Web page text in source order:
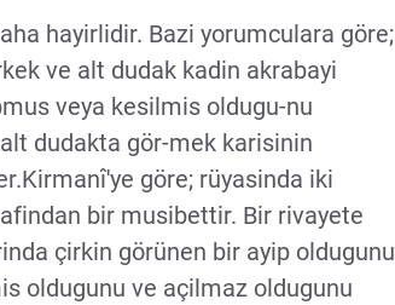
hayirlidir. Bazi yorumculara göre;
ve alt dudak kadin akrabayi
veya kesilmis oldugu-nu
dudakta gör-mek karisinin
göre; rüyasinda iki
bir musibettir. Bir rivayete
çirkin görünen bir ayip oldugunu
oldugunu ve açilmaz oldugunu